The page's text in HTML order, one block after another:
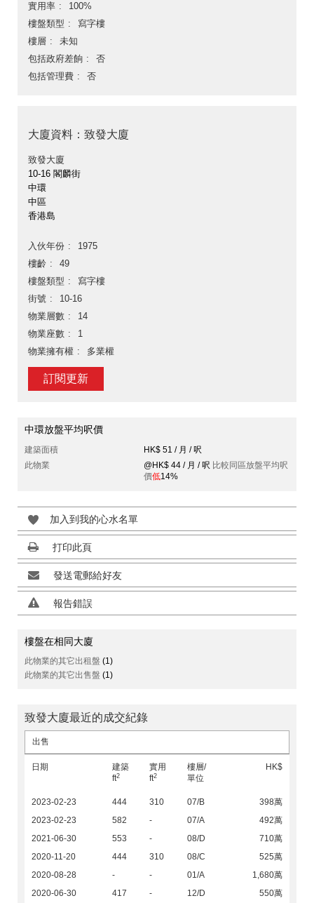
實用率
100%
樓盤類型
寫字樓
樓層
未知
包括政府差餉
否
包括管理費
否
大廈資料：致發大廈
致發大廈
10-16 閣麟街
中環
中區
香港島
入伙年份
1975
樓齡
49
樓盤類型
寫字樓
街號
10-16
物業層數
14
物業座數
1
物業擁有權
多業權
訂閱更新
中環放盤平均呎價
建築面積
HK$ 51 / 月 / 呎
此物業
@HK$ 44 / 月 / 呎 比較同區放盤平均呎
價低14%
加入到我的心水名單
打印此頁
發送電郵給好友
報告錯誤
樓盤在相同大廈
此物業的其它出租盤 (1)
此物業的其它出售盤 (1)
致發大廈最近的成交紀錄
出售
日期
建築
ft2
實用
ft2
樓層/
單位
HK$
2023-02-23 444 310 07/B
398萬
2023-02-23
582 - 07/A
492萬
2021-06-30
553 - 08/D
710萬
2020-11-20
444 310 08/C
525萬
2020-08-28
- - 01/A
1,680萬
2020-06-30
417 - 12/D
550萬